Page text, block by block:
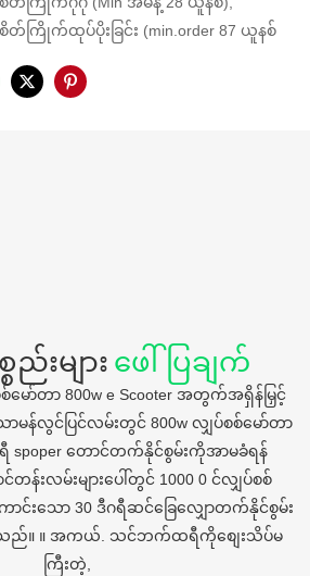
စိတ်ကြိုက်ထုပ်ပိုးခြင်း (min.order 87 ယူနစ်
းများ ဖေါ်ပြချက်
ာ်တာ 800w e Scooter အတွက်အရှိန်မြှင့်
န်လွင်ပြင်လမ်းတွင် 800w လျှပ်စစ်မော်တာ
spoper တောင်တက်နိုင်စွမ်းကိုအာမခံရန်
န်းလမ်းများပေါ်တွင် 1000 0 င်လျှပ်စစ်
းသော 30 ဒီဂရီဆင်ခြေလျှောတက်နိုင်စွမ်း
သည်။ ။ အကယ်. သင်ဘက်ထရီကိုစျေးသိပ်မ
ကြီးတဲ့,